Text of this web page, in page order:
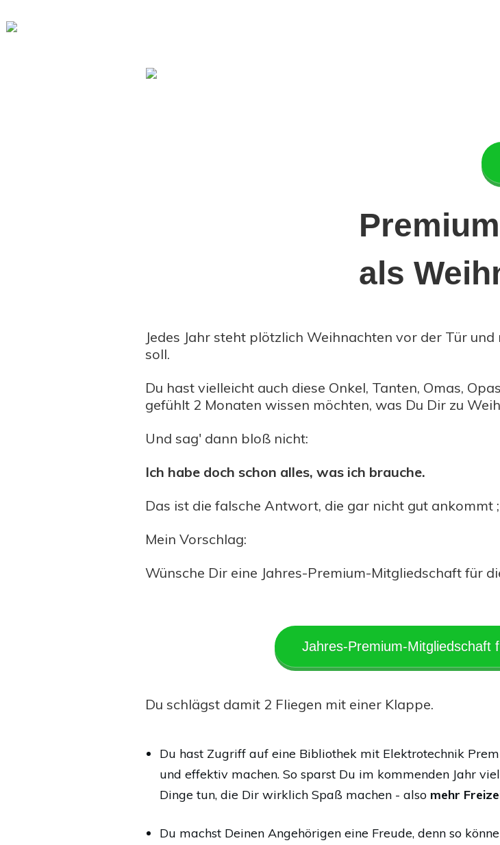
als
Jedes Jahr steht plötzlich Weihnachten vor der Tür
soll.
Du hast vielleicht auch diese Onkel, Tanten, Omas,
gefühlt 2 Monaten wissen möchten, was Du Dir zu
Und sag' dann bloß nicht:
Ich habe doch schon alles, was ich brauche.
Das ist die falsche Antwort, die gar nicht gut ankommt
Mein Vorschlag:
Wünsche Dir eine Jahres-Premium-Mitgliedschaft für
Jahres-Premium-Mitgliedschaft
Du schlägst damit 2 Fliegen mit einer Klappe.
Du hast Zugriff auf eine Bibliothek mit Elektrotechnik
und effektiv machen. So sparst Du im kommenden Jahr
Dinge tun, die Dir wirklich Spaß machen - also mehr
Du machst Deinen Angehörigen eine Freude, denn so